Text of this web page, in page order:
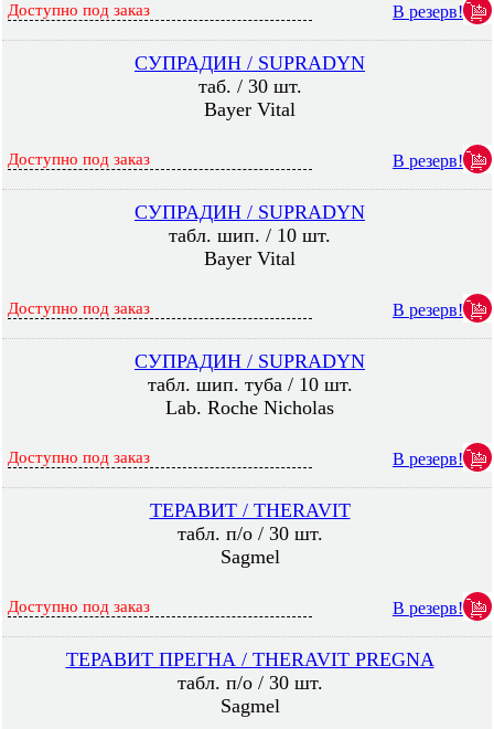
Доступно под заказ В резерв!
СУПРАДИН / SUPRADYN
таб. / 30 шт.
Bayer Vital
Доступно под заказ В резерв!
СУПРАДИН / SUPRADYN
табл. шип. / 10 шт.
Bayer Vital
Доступно под заказ В резерв!
СУПРАДИН / SUPRADYN
табл. шип. туба / 10 шт.
Lab. Roche Nicholas
Доступно под заказ В резерв!
ТЕРАВИТ / THERAVIT
табл. п/о / 30 шт.
Sagmel
Доступно под заказ В резерв!
ТЕРАВИТ ПРЕГНА / THERAVIT PREGNA
табл. п/о / 30 шт.
Sagmel